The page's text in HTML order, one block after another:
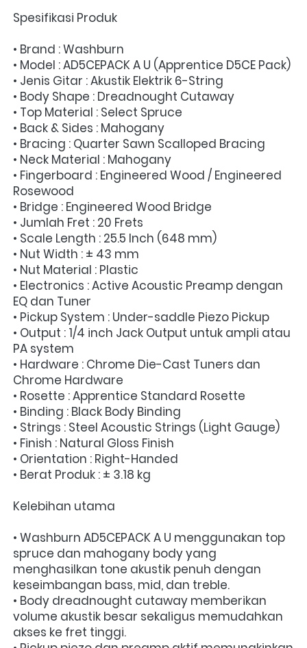
Spesifikasi Produk
• Brand : Washburn
• Model : AD5CEPACK A U (Apprentice D5CE Pack)
• Jenis Gitar : Akustik Elektrik 6-String
• Body Shape : Dreadnought Cutaway
• Top Material : Select Spruce
• Back & Sides : Mahogany
• Bracing : Quarter Sawn Scalloped Bracing
• Neck Material : Mahogany
• Fingerboard : Engineered Wood / Engineered
Rosewood
• Bridge : Engineered Wood Bridge
• Jumlah Fret : 20 Frets
• Scale Length : 25.5 Inch (648 mm)
• Nut Width : ± 43 mm
• Nut Material : Plastic
• Electronics : Active Acoustic Preamp dengan
EQ dan Tuner
• Pickup System : Under-saddle Piezo Pickup
• Output : 1/4 inch Jack Output untuk ampli atau
PA system
• Hardware : Chrome Die-Cast Tuners dan
Chrome Hardware
• Rosette : Apprentice Standard Rosette
• Binding : Black Body Binding
• Strings : Steel Acoustic Strings (Light Gauge)
• Finish : Natural Gloss Finish
• Orientation : Right-Handed
• Berat Produk : ± 3.18 kg
Kelebihan utama
• Washburn AD5CEPACK A U menggunakan top
spruce dan mahogany body yang
menghasilkan tone akustik penuh dengan
keseimbangan bass, mid, dan treble.
• Body dreadnought cutaway memberikan
volume akustik besar sekaligus memudahkan
akses ke fret tinggi.